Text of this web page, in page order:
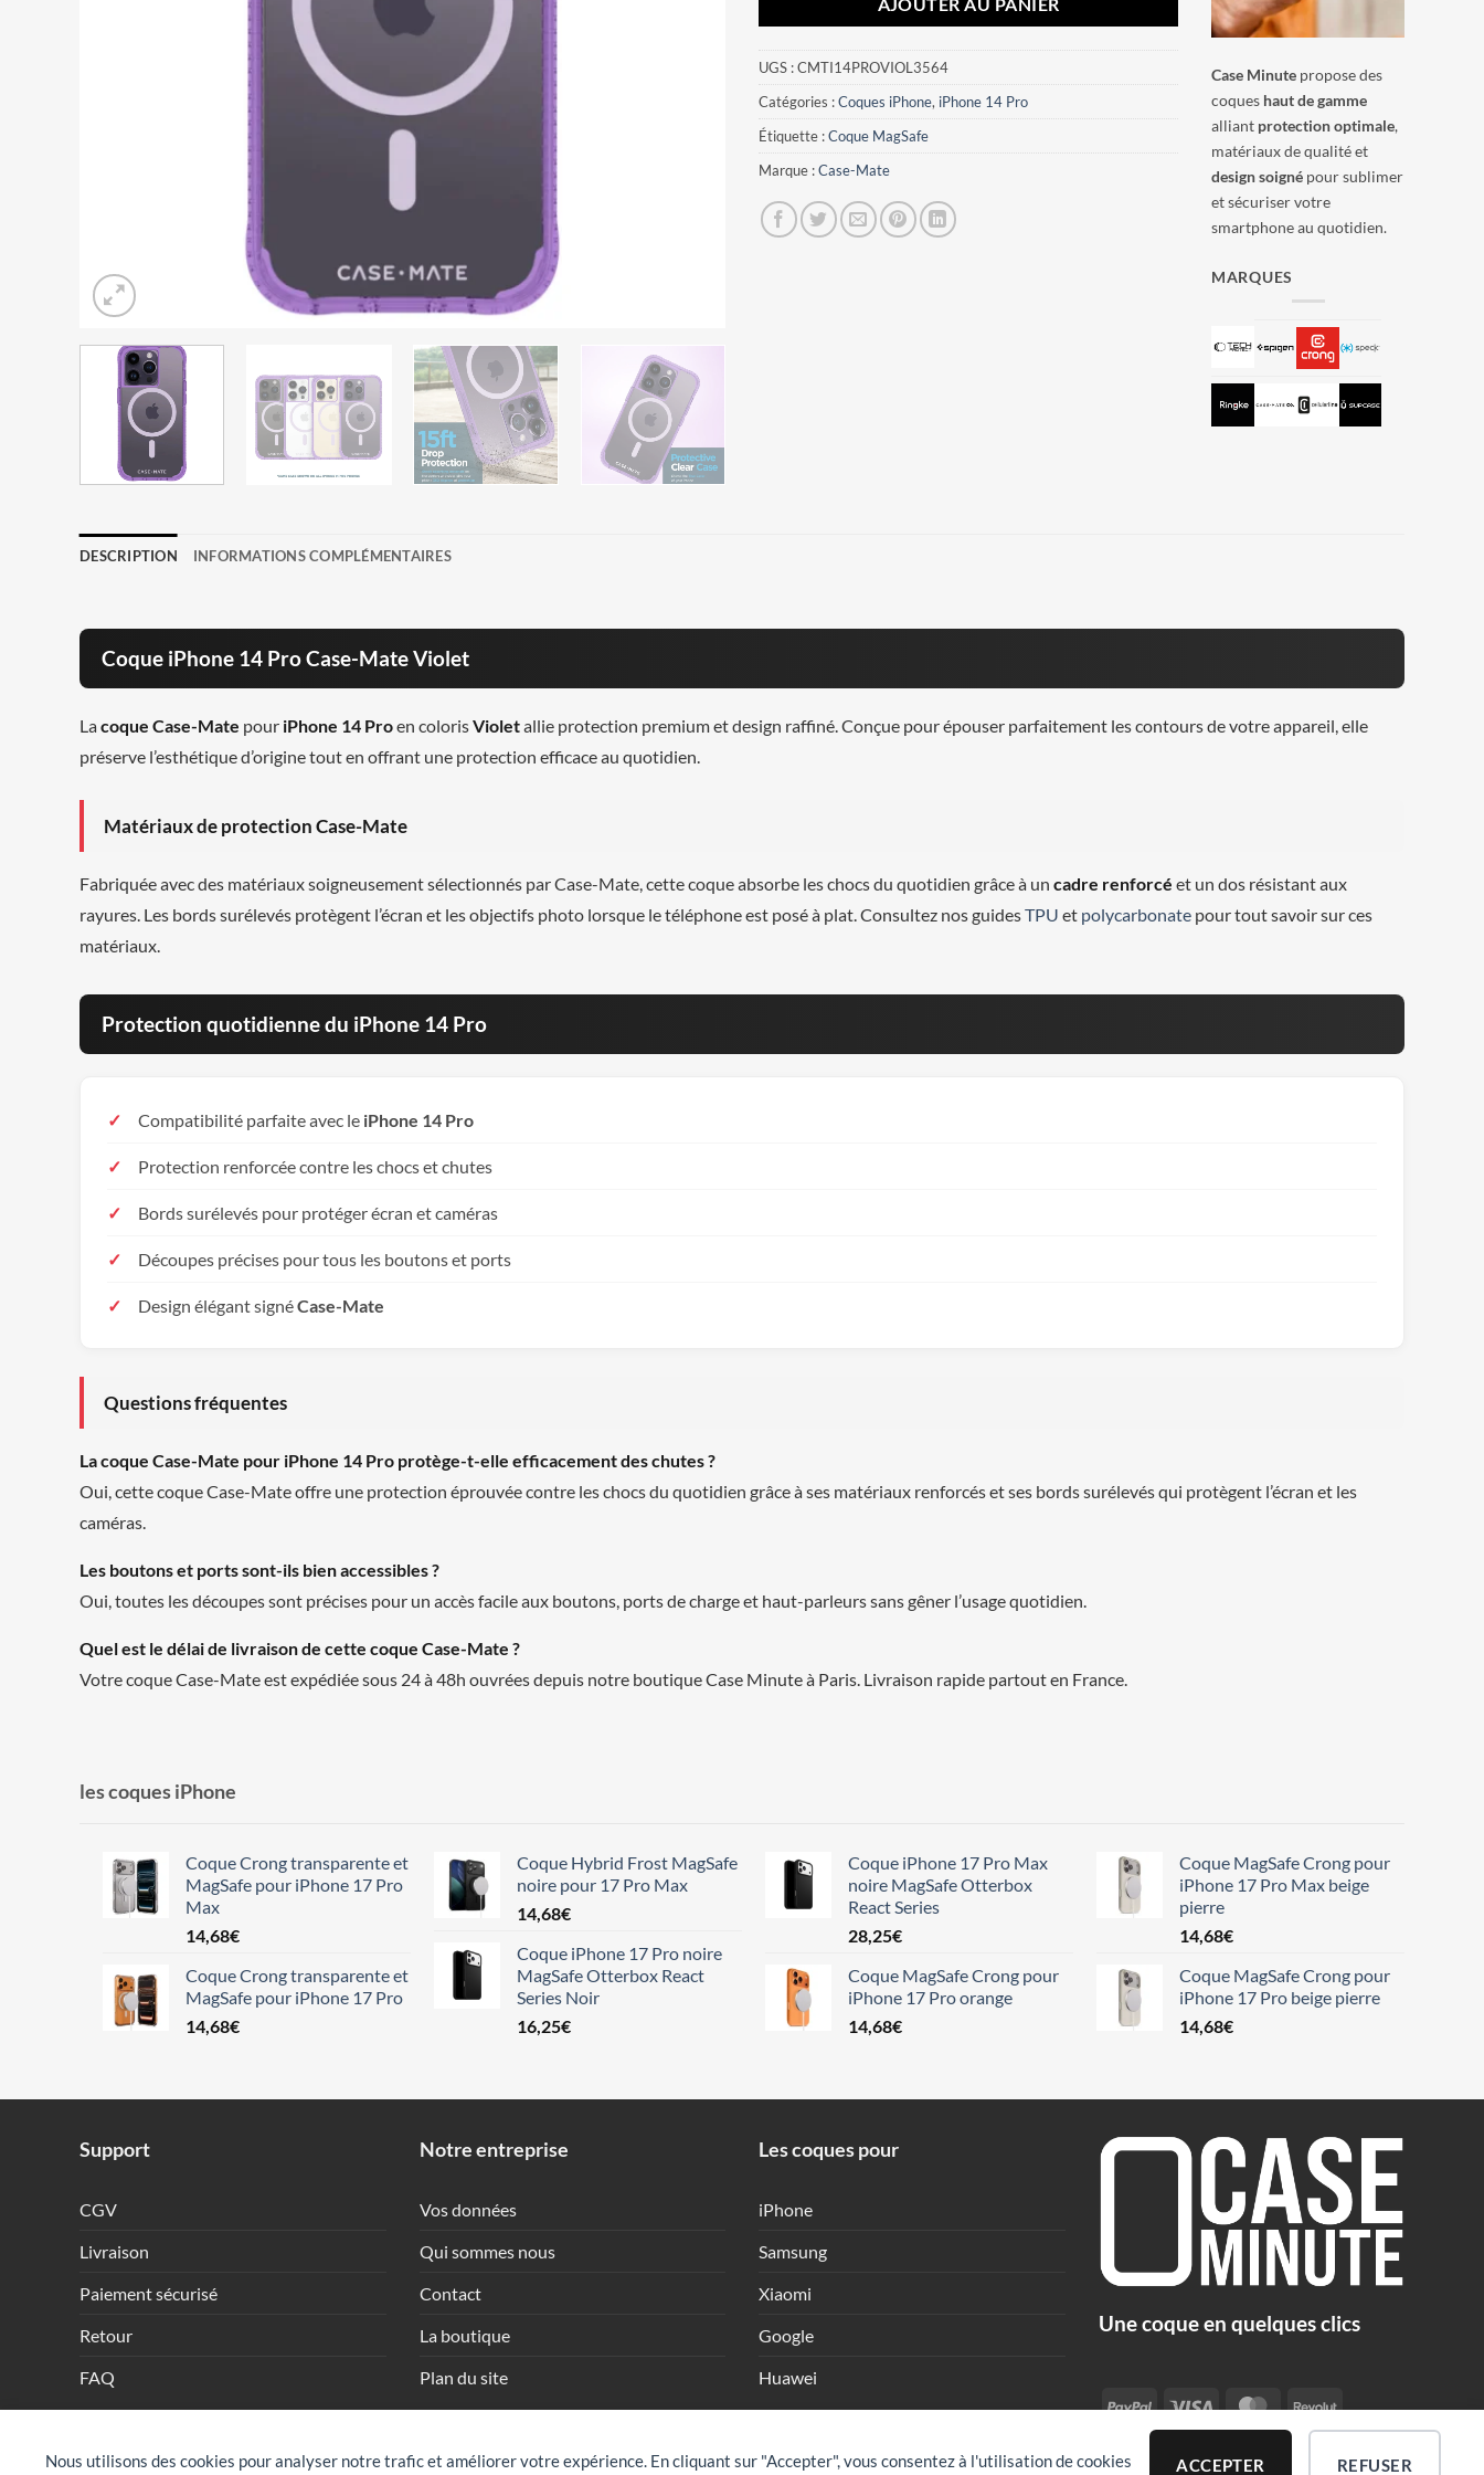
Nous utilisons des cookies pour analyser notre trafic et améliorer votre expérience. En cliquant sur "Accepter", vous consentez à l'utilisation de cookies ACCEPTER REFUSER
AJOUTER AU PANIER
UGS :CMTI14PROVIOL3564
Catégories :Coques iPhone, iPhone 14 Pro
Étiquette :Coque MagSafe
Marque :Case-Mate
Case Minute propose des
coques haut de gamme
alliant protection optimale,
matériaux de qualité et
design soigné pour sublimer
et sécuriser votre
smartphone au quotidien.
MARQUES
DESCRIPTION INFORMATIONS COMPLÉMENTAIRES
Coque iPhone 14 Pro Case-Mate Violet
Lacoque Case-Mate pour iPhone 14 Proen colorisVioletallie protection premium et design raffiné. Conçue pour épouser parfaitement les contours de votre appareil, elle
préserve l’esthétique d’origine tout en offrant une protection efficace au quotidien.
Matériaux de protection Case-Mate
Fabriquée avec des matériaux soigneusement sélectionnés par Case-Mate, cette coque absorbe les chocs du quotidien grâce à un cadre renforcé et un dos résistant aux
rayures. Les bords surélevés protègent l’écran et les objectifs photo lorsque le téléphone est posé à plat. Consultez nos guidesTPU et polycarbonate pour tout savoir sur ces
matériaux.
Protection quotidienne du iPhone 14 Pro
Compatibilité parfaite avec le iPhone 14 Pro
Protection renforcée contre les chocs et chutes
Bords surélevés pour protéger écran et caméras
Découpes précises pour tous les boutons et ports
Design élégant signéCase-Mate
Questions fréquentes
La coque Case-Mate pour iPhone 14 Pro protège-t-elle efficacement des chutes ?
Oui, cette coque Case-Mate offre une protection éprouvée contre les chocs du quotidien grâce à ses matériaux renforcés et ses bords surélevés qui protègent l’écran et les
caméras.
Les boutons et ports sont-ils bien accessibles ?
Oui, toutes les découpes sont précises pour un accès facile aux boutons, ports de charge et haut-parleurs sans gêner l’usage quotidien.
Quel est le délai de livraison de cette coque Case-Mate ?
Votre coque Case-Mate est expédiée sous 24 à 48h ouvrées depuis notre boutique Case Minute à Paris. Livraison rapide partout en France.
les coques iPhone
Coque Crong transparente et
MagSafe pour iPhone 17 Pro
Max
14,68€
Coque Crong transparente et
MagSafe pour iPhone 17 Pro
14,68€
Coque Hybrid Frost MagSafe
noire pour 17 Pro Max
14,68€
Coque iPhone 17 Pro noire
MagSafe Otterbox React
Series Noir
16,25€
Coque iPhone 17 Pro Max
noire MagSafe Otterbox
React Series
28,25€
Coque MagSafe Crong pour
iPhone 17 Pro orange
14,68€
Coque MagSafe Crong pour
iPhone 17 Pro Max beige
pierre
14,68€
Coque MagSafe Crong pour
iPhone 17 Pro beige pierre
14,68€
Support
CGV
Livraison
Paiement sécurisé
Retour
FAQ
Notre entreprise
Vos données
Qui sommes nous
Contact
La boutique
Plan du site
Les coques pour
iPhone
Samsung
Xiaomi
Google
Huawei
Une coque en quelques clics
PayPal Visa MasterCardRevolut